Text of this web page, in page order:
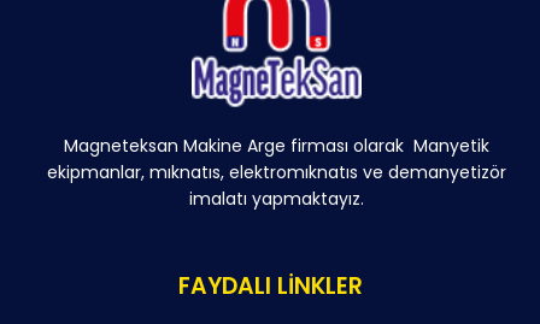
Magneteksan Makine Arge firması olarak Manyetik
ekipmanlar, mıknatıs, elektromıknatıs ve demanyetizör
imalatı yapmaktayız.
FAYDALI LİNKLER